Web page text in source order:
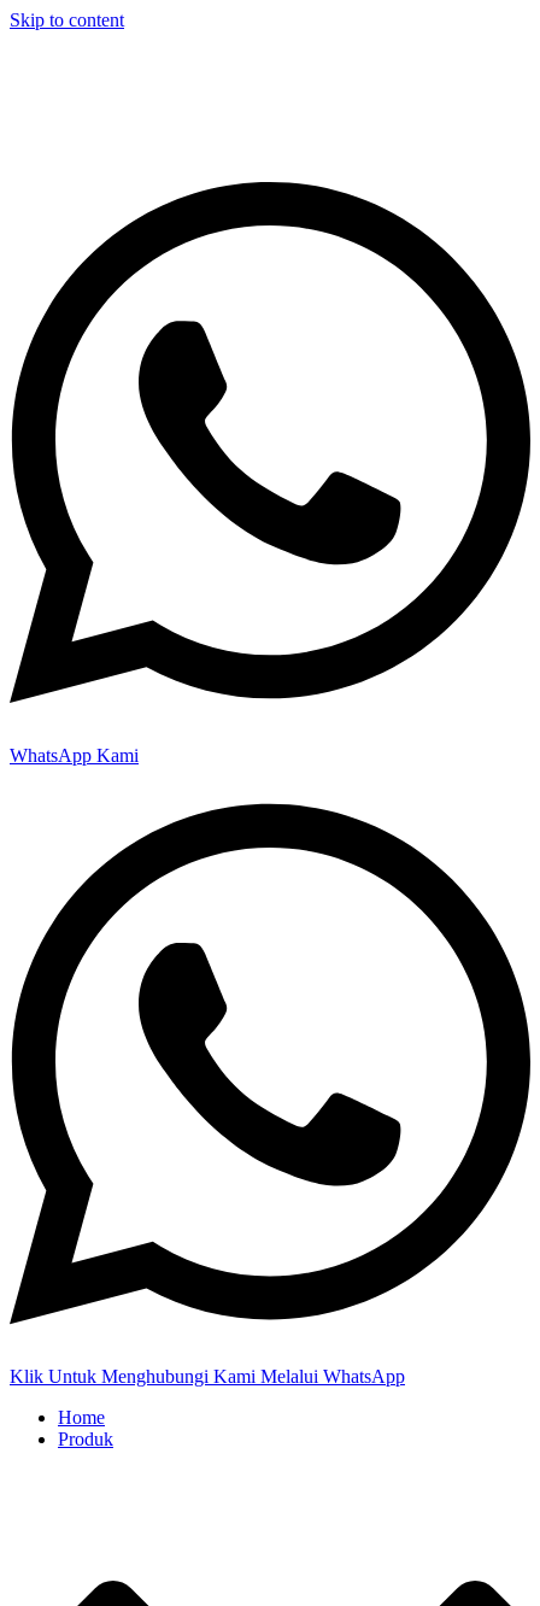
Skip to content
WhatsApp Kami
Klik Untuk Menghubungi Kami Melalui WhatsApp
Home
Produk